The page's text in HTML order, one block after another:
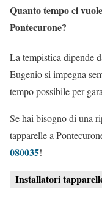
Quanto tempo ci
Pontecurone?
La tempistica dipende
Eugenio si impegna
tempo possibile per
Se hai bisogno di una
tapparelle a
080035!
Installatori